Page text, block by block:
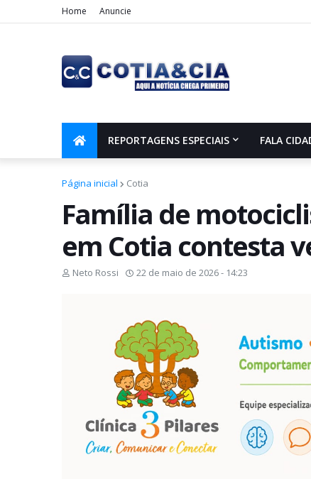
Home Anuncie
REPORTAGENS ESPECIAIS FALA
Página inicial Cotia
Família de
em Cotia contesta
Neto Rossi 22 de maio de 2026 - 14:23